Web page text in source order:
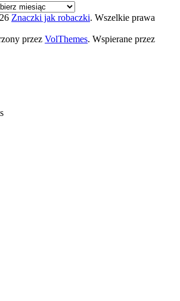
Znaczki jak robaczki. Wszelkie prawa
przez VolThemes. Wspierane przez